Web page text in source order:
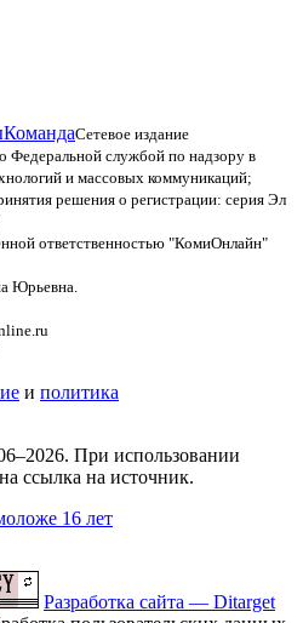
КомандаСетевое издание
Федеральной службой по надзору в
и массовых коммуникаций;
решения о регистрации: серия Эл
ответственностью "КомиОнлайн"
Юрьевна.
и политика
При использовании
ссылка на источник.
16 лет
Разработка сайта — Ditarget